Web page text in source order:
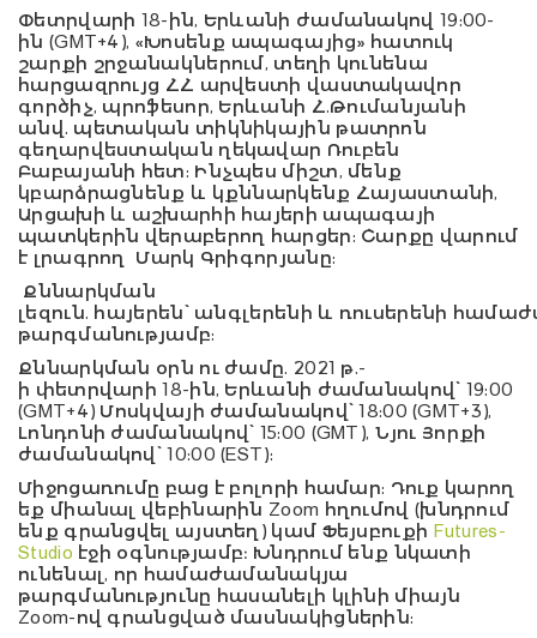
Փետրվարի 18-ին, Երևանի ժամանակով 19:00-
ին (GMT+4), «Խոսենք ապագայից» հատուկ
շարքի շրջանակներում, տեղի կունենա
հարցազրույց ՀՀ արվեստի վաստակավոր
գործիչ, պրոֆեսոր, Երևանի Հ.Թումանյանի
անվ. պետական տիկնիկային թատրոն
գեղարվեստական ղեկավար Ռուբեն
Բաբայանի հետ: Ինչպես միշտ, մենք
կբարձրացնենք և կքննարկենք Հայաստանի,
Արցախի և աշխարհի հայերի ապագայի
պատկերին վերաբերող հարցեր: Շարքը վարում
է լրագրող Մարկ Գրիգորյանը:
Քննարկման
լեզուն. հայերեն՝ անգլերեն ի և ռուսերենի
թարգմանությամբ:
Քննարկման օրն ու ժամը. 2021 թ.-
ի փետրվարի18-ին, Երևանի ժամանակով՝ 19:00
(GMT+4) Մոսկվայի ժամանակով՝ 18:00 (GMT+3),
Լոնդոնի ժամանակով՝ 15:00 (GMT), Նյու Յորքի
ժամանակով՝ 10:00 (EST):
Միջոցառումը բաց է բոլորի համար: Դուք կարող
եք միանալ վեբինարին Zoom հղումով (խնդրում
ենք գրանցվել այստեղ ) կամ Ֆեյսբուքի Futures-
Studio էջի օգնությամբ։ Խնդրում ենք նկատի
ունենալ, որ համաժամանակյա
թարգմանությունը հասանելի կլինի միայն
Zoom-ով գրանցված մասնակիցներին: